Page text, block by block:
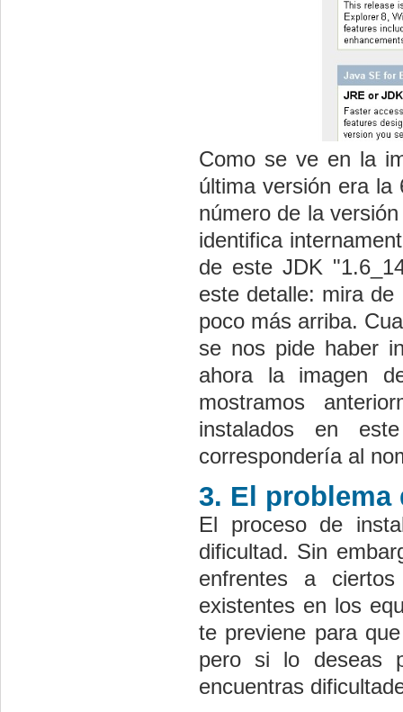
Como se ve en la
última versión era la
número de la
identifica
de este JDK
este detalle: mira
poco más arriba.
se nos pide haber
ahora la imagen
mostramos
instalados en
correspondería al
3. El problema
El proceso de
dificultad. Sin
enfrentes a
existentes en los
te previene para
pero si lo deseas
encuentras